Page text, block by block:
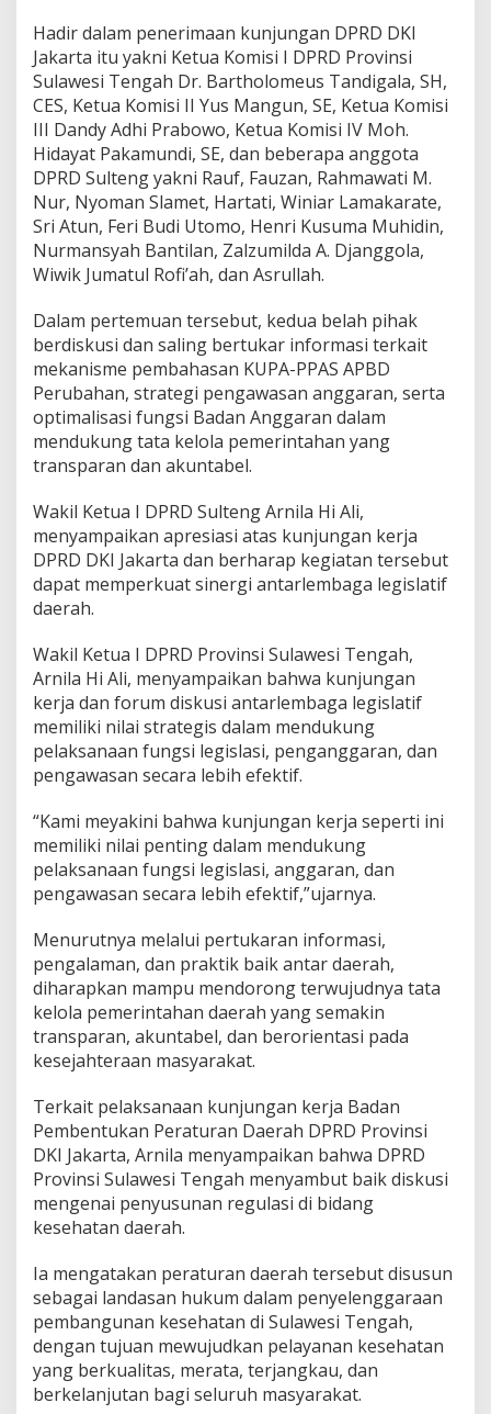
Hadir dalam penerimaan kunjungan DPRD DKI
Jakarta itu yakni Ketua Komisi I DPRD Provinsi
Sulawesi Tengah Dr. Bartholomeus Tandigala, SH,
CES, Ketua Komisi II Yus Mangun, SE, Ketua Komisi
III Dandy Adhi Prabowo, Ketua Komisi IV Moh.
Hidayat Pakamundi, SE, dan beberapa anggota
DPRD Sulteng yakni Rauf, Fauzan, Rahmawati M.
Nur, Nyoman Slamet, Hartati, Winiar Lamakarate,
Sri Atun, Feri Budi Utomo, Henri Kusuma Muhidin,
Nurmansyah Bantilan, Zalzumilda A. Djanggola,
Wiwik Jumatul Rofi’ah, dan Asrullah.
Dalam pertemuan tersebut, kedua belah pihak
berdiskusi dan saling bertukar informasi terkait
mekanisme pembahasan KUPA-PPAS APBD
Perubahan, strategi pengawasan anggaran, serta
optimalisasi fungsi Badan Anggaran dalam
mendukung tata kelola pemerintahan yang
transparan dan akuntabel.
Wakil Ketua I DPRD Sulteng Arnila Hi Ali,
menyampaikan apresiasi atas kunjungan kerja
DPRD DKI Jakarta dan berharap kegiatan tersebut
dapat memperkuat sinergi antarlembaga legislatif
daerah.
Wakil Ketua I DPRD Provinsi Sulawesi Tengah,
Arnila Hi Ali, menyampaikan bahwa kunjungan
kerja dan forum diskusi antarlembaga legislatif
memiliki nilai strategis dalam mendukung
pelaksanaan fungsi legislasi, penganggaran, dan
pengawasan secara lebih efektif.
“Kami meyakini bahwa kunjungan kerja seperti ini
memiliki nilai penting dalam mendukung
pelaksanaan fungsi legislasi, anggaran, dan
pengawasan secara lebih efektif,”ujarnya.
Menurutnya melalui pertukaran informasi,
pengalaman, dan praktik baik antar daerah,
diharapkan mampu mendorong terwujudnya tata
kelola pemerintahan daerah yang semakin
transparan, akuntabel, dan berorientasi pada
kesejahteraan masyarakat.
Terkait pelaksanaan kunjungan kerja Badan
Pembentukan Peraturan Daerah DPRD Provinsi
DKI Jakarta, Arnila menyampaikan bahwa DPRD
Provinsi Sulawesi Tengah menyambut baik diskusi
mengenai penyusunan regulasi di bidang
kesehatan daerah.
Ia mengatakan peraturan daerah tersebut disusun
sebagai landasan hukum dalam penyelenggaraan
pembangunan kesehatan di Sulawesi Tengah,
dengan tujuan mewujudkan pelayanan kesehatan
yang berkualitas, merata, terjangkau, dan
berkelanjutan bagi seluruh masyarakat.